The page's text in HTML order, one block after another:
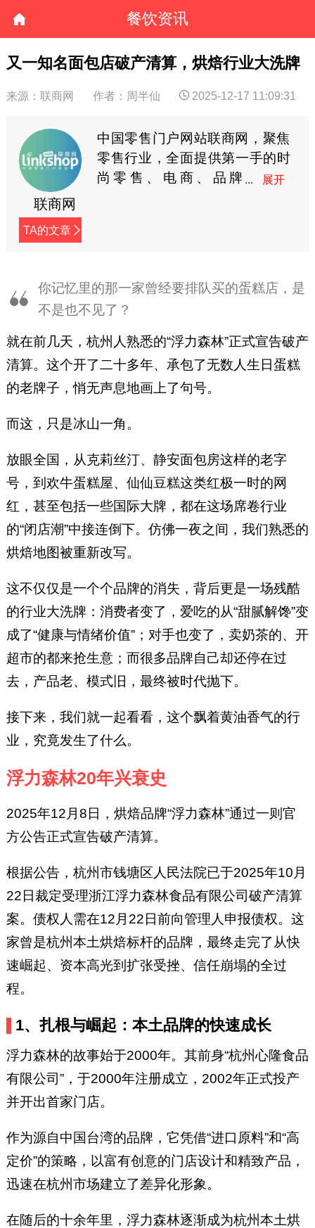
餐饮资讯
又一知名面包店破产清算，烘焙行业大洗牌
来源：联商网 作者：周半仙 2025-12-17 11:09:31
联商网
TA的文章
中国零售门户网站联商网，聚焦
零售行业，全面提供第一手的时
尚零售、电商、品牌
你记忆里的那一家曾经要排队买的蛋糕店，是
不是也不见了？
就在前几天，杭州人熟悉的“浮力森林”正式宣告破产
清算。这个开了二十多年、承包了无数人生日蛋糕
的老牌子，悄无声息地画上了句号。
而这，只是冰山一角。
放眼全国，从克莉丝汀、静安面包房这样的老字
号，到欢牛蛋糕屋、仙仙豆糕这类红极一时的网
红，甚至包括一些国际大牌，都在这场席卷行业
的“闭店潮”中接连倒下。仿佛一夜之间，我们熟悉的
烘焙地图被重新改写。
这不仅仅是一个个品牌的消失，背后更是一场残酷
的行业大洗牌：消费者变了，爱吃的从“甜腻解馋”变
成了“健康与情绪价值”；对手也变了，卖奶茶的、开
超市的都来抢生意；而很多品牌自己却还停在过
去，产品老、模式旧，最终被时代抛下。
接下来，我们就一起看看，这个飘着黄油香气的行
业，究竟发生了什么。
浮力森林20年兴衰史
2025年12月8日，烘焙品牌“浮力森林”通过一则官
方公告正式宣告破产清算。
根据公告，杭州市钱塘区人民法院已于2025年10月
22日裁定受理浙江浮力森林食品有限公司破产清算
案。债权人需在12月22日前向管理人申报债权。这
家曾是杭州本土烘焙标杆的品牌，最终走完了从快
速崛起、资本高光到扩张受挫、信任崩塌的全过
程。
1、扎根与崛起：本土品牌的快速成长
浮力森林的故事始于2000年。其前身“杭州心隆食品
有限公司”，于2000年注册成立，2002年正式投产
并开出首家门店。
作为源自中国台湾的品牌，它凭借“进口原料”和“高
定价”的策略，以富有创意的门店设计和精致产品，
迅速在杭州市场建立了差异化形象。
在随后的十余年里，浮力森林逐渐成为杭州本土烘